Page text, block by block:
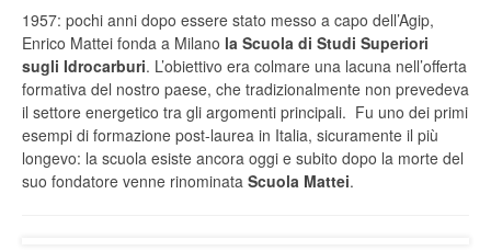
1957: pochi anni dopo essere stato messo a capo dell’Agip,
Enrico Mattei fonda a Milano la Scuola di Studi Superiori
sugli Idrocarburi. L’obiettivo era colmare una lacuna nell’offerta
formativa del nostro paese, che tradizionalmente non prevedeva
il settore energetico tra gli argomenti principali. Fu uno dei primi
esempi di formazione post-laurea in Italia, sicuramente il più
longevo: la scuola esiste ancora oggi e subito dopo la morte del
suo fondatore venne rinominata Scuola Mattei.